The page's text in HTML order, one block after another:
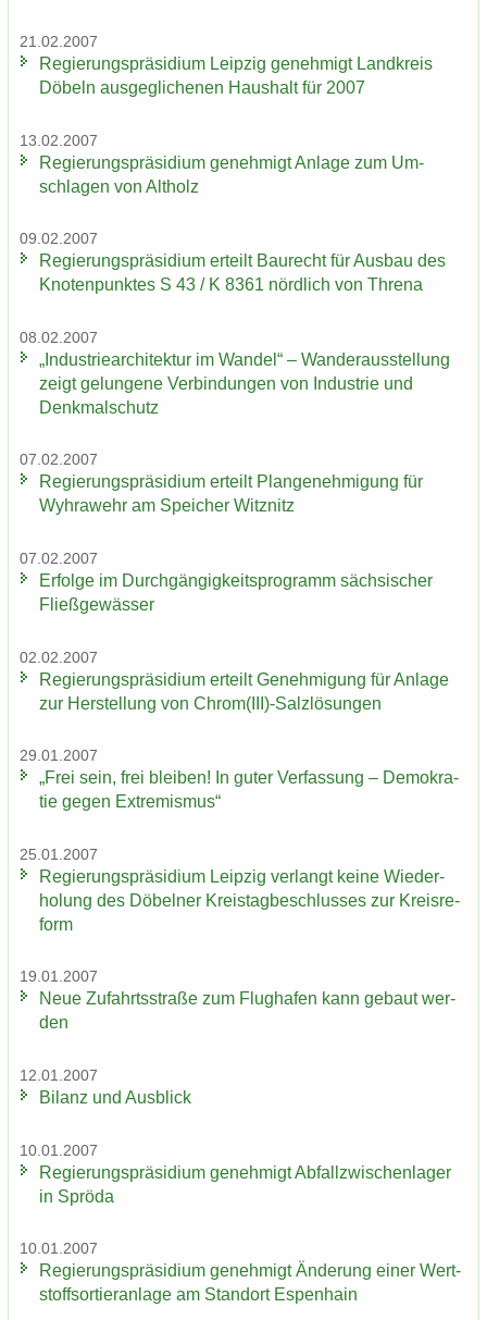
21.02.2007
Re­gie­rungs­prä­si­di­um Leip­zig ge­neh­migt Land­kreis
Dö­beln aus­ge­gli­che­nen Haus­halt für 2007
13.02.2007
Re­gie­rungs­prä­si­di­um ge­neh­migt An­la­ge zum Um­
schla­gen von Alt­holz
09.02.2007
Re­gie­rungs­prä­si­di­um er­teilt Bau­recht für Aus­bau des
Kno­ten­punk­tes S 43 / K 8361 nörd­lich von Thre­na
08.02.2007
„In­dus­trie­ar­chi­tek­tur im Wan­del“ – Wan­der­aus­stel­lung
zeigt ge­lun­ge­ne Ver­bin­dun­gen von In­dus­trie und
Denk­mal­schutz
07.02.2007
Re­gie­rungs­prä­si­di­um er­teilt Plan­ge­neh­mi­gung für
Wyhra­wehr am Spei­cher Witz­nitz
07.02.2007
Er­fol­ge im Durch­gän­gig­keits­pro­gramm säch­si­scher
Fließ­ge­wäs­ser
02.02.2007
Re­gie­rungs­prä­si­di­um er­teilt Ge­neh­mi­gung für An­la­ge
zur Her­stel­lung von Chrom(III)-​Salzlösungen
29.01.2007
„Frei sein, frei blei­ben! In guter Ver­fas­sung – De­mo­kra­
tie gegen Ex­tre­mis­mus“
25.01.2007
Re­gie­rungs­prä­si­di­um Leip­zig ver­langt keine Wie­der­
ho­lung des Dö­bel­ner Kreis­tag­be­schlus­ses zur Kreis­re­
form
19.01.2007
Neue Zu­fahrts­stra­ße zum Flug­ha­fen kann ge­baut wer­
den
12.01.2007
Bi­lanz und Aus­blick
10.01.2007
Re­gie­rungs­prä­si­di­um ge­neh­migt Ab­fall­zwi­schen­la­ger
in Sprö­da
10.01.2007
Re­gie­rungs­prä­si­di­um ge­neh­migt Än­de­rung einer Wert­
stoff­sor­tier­an­la­ge am Stand­ort Es­pen­hain